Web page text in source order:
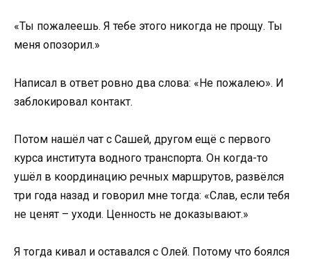
«Ты пожалеешь. Я тебе этого никогда не прощу. Ты
меня опозорил.»
Написал в ответ ровно два слова: «Не пожалею». И
заблокировал контакт.
Потом нашёл чат с Сашей, другом ещё с первого
курса института водного транспорта. Он когда-то
ушёл в координацию речных маршрутов, развёлся
три года назад и говорил мне тогда: «Слав, если тебя
не ценят – уходи. Ценность не доказывают.»
Я тогда кивал и оставался с Олей. Потому что боялся